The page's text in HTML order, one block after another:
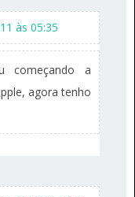
às 05:35
começando a
agora tenho